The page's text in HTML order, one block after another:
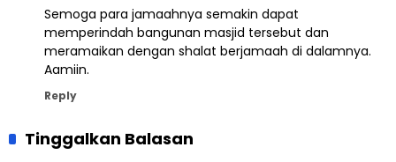
Semoga para jamaahnya semakin dapat
memperindah bangunan masjid tersebut dan
meramaikan dengan shalat berjamaah di dalamnya.
Aamiin.
Reply
Tinggalkan Balasan